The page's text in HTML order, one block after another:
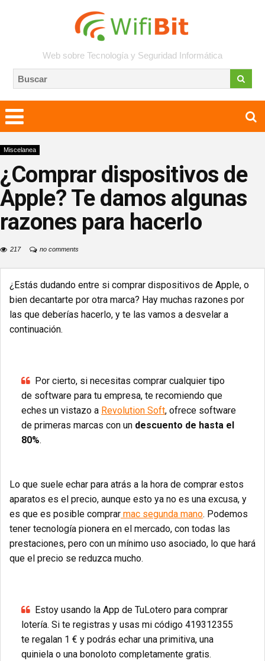
Web sobre Tecnología y Seguridad Informática
Miscelanea
¿Comprar dispositivos de
Apple? Te damos algunas
razones para hacerlo
217 no comments
¿Estás dudando entre si comprar dispositivos de Apple, o
bien decantarte por otra marca? Hay muchas razones por
las que deberías hacerlo, y te las vamos a desvelar a
continuación.
Por cierto, si necesitas comprar cualquier tipo
de software para tu empresa, te recomiendo que
eches un vistazo a Revolution Soft, ofrece software
de primeras marcas con un descuento de hasta el
80%.
Lo que suele echar para atrás a la hora de comprar estos
aparatos es el precio, aunque esto ya no es una excusa, y
es que es posible comprar mac segunda mano. Podemos
tener tecnología pionera en el mercado, con todas las
prestaciones, pero con un mínimo uso asociado, lo que hará
que el precio se reduzca mucho.
Estoy usando la App de TuLotero para comprar
lotería. Si te registras y usas mi código 419312355
te regalan 1 € y podrás echar una primitiva, una
quiniela o una bonoloto completamente gratis.